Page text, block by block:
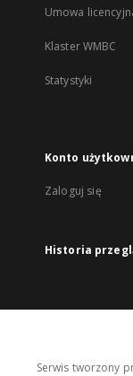
Umowa
Klaster WMBC
Statystyki
Konto
Zaloguj się
Historia
Serwis tworzony